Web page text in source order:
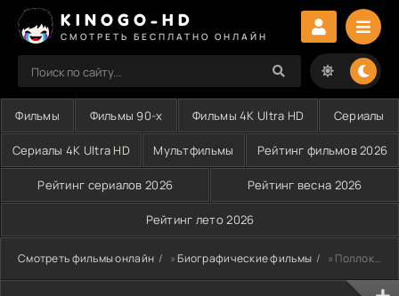
KINOGO-HD
СМОТРЕТЬ БЕСПЛАТНО ОНЛАЙН
Фильмы Фильмы 90-х Фильмы 4K Ultra HD Сериалы
Сериалы 4K Ultra HD Мультфильмы Рейтинг фильмов 2026
Рейтинг сериалов 2026 Рейтинг весна 2026
Рейтинг лето 2026
Смотреть фильмы онлайн »Биографические фильмы » Поллок (2000)